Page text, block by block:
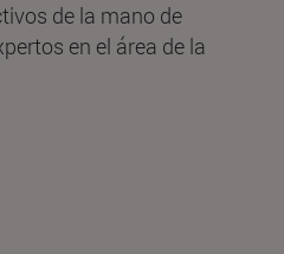
de la mano de
en el área de la